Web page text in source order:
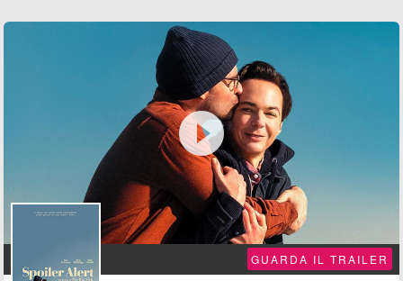

GUARDA IL TRAILER